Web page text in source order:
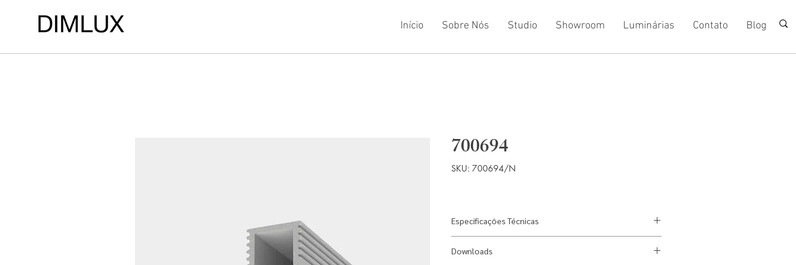
Início Sobre Nós Studio Showroom Luminárias Contato Blog
700694
SKU: 700694/N
Especificações Técnicas
Difusor: Acrílico leitoso
Downloads